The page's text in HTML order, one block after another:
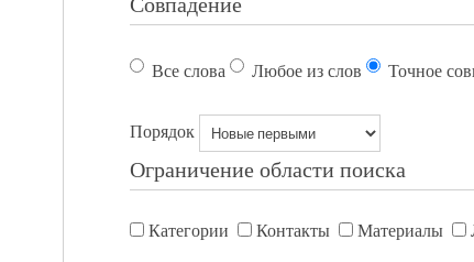
Совпадение
Все слова Любое из слов Точное
Порядок
Ограничение области поиска
Категории Контакты Материалы